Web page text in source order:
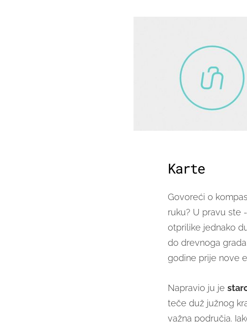
Karte
Govoreći o
ruku? U pravu ste
otprilike jednako
do drevnoga
godine prije nove
Napravio ju je
teče duž južnog
važna područja.